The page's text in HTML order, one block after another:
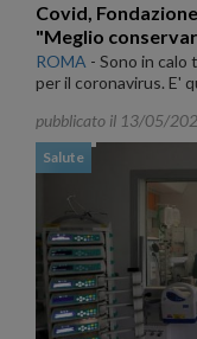
Covid,
"Meglio
ROMA - Sono in calo
per il coronavirus. E'
pubblicato il 13/05/
Salute